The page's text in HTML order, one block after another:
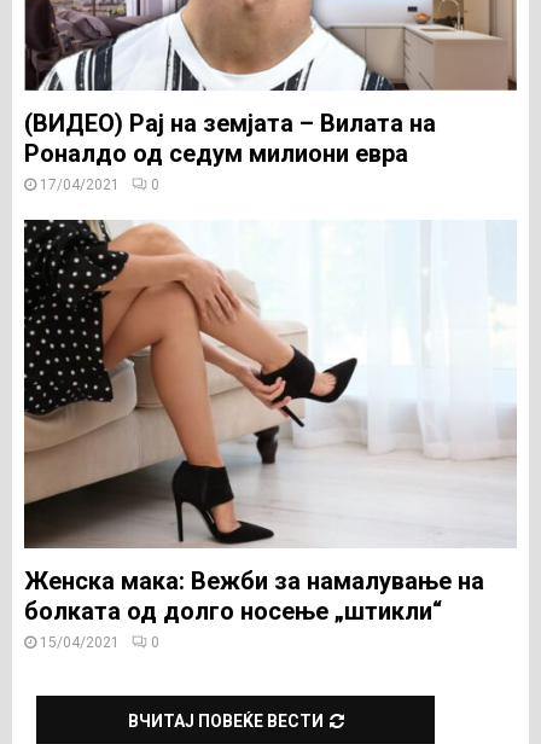
(ВИДЕО) Рај на земјата – Вилата на
Роналдо од седум милиони евра
17/04/2021 0
Женска мака: Вежби за намалување на
болката од долго носење „штикли“
15/04/2021 0
ВЧИТАЈ ПОВЕЌЕ ВЕСТИ